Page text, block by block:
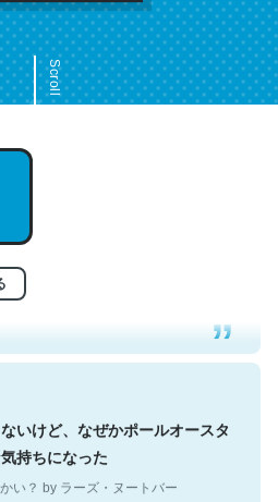
Scroll
レバーなんだろうなと凄く思
は原文もお勧め。自分はこの流
Then Covid hit. Shit.
い？ by ラーズ・ヌートバー
いけど、なぜかポールオースタ
持ちになった
い？ by ラーズ・ヌートバー